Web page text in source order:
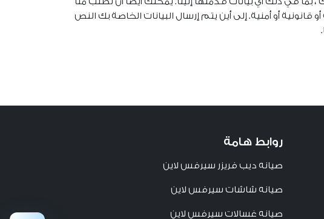
أو أمنية. إلى أين يتم إرسال البيانات الخاصة بك النص
روابط هامة
صيانه ديب فريزر سيرفس لاين
صيانه شاشات سيرفس لاين
صيانه غسالات سيرفس لاين